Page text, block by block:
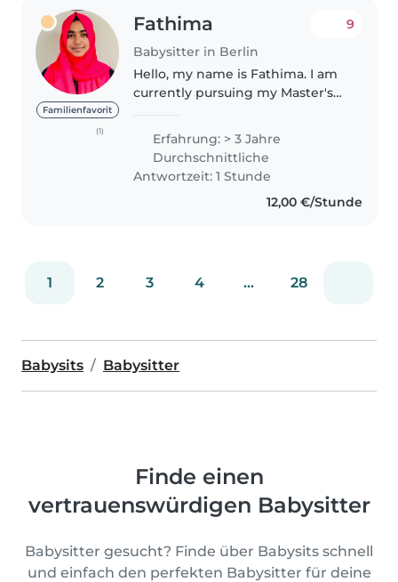
Familienfavorit
(1)
Fathima
Babysitter in Berlin
9
Hello, my name is Fathima. I am
currently pursuing my Master's
am passionate about working
with children and offering
Erfahrung: > 3 Jahre
Durchschnittliche
Antwortzeit: 1 Stunde
12,00 €/Stunde
1 2 3 4 ... 28
Babysits Babysitter
Finde einen
vertrauenswürdigen Babysitter
Babysitter gesucht? Finde über Babysits schnell
und einfach den perfekten Babysitter für deine